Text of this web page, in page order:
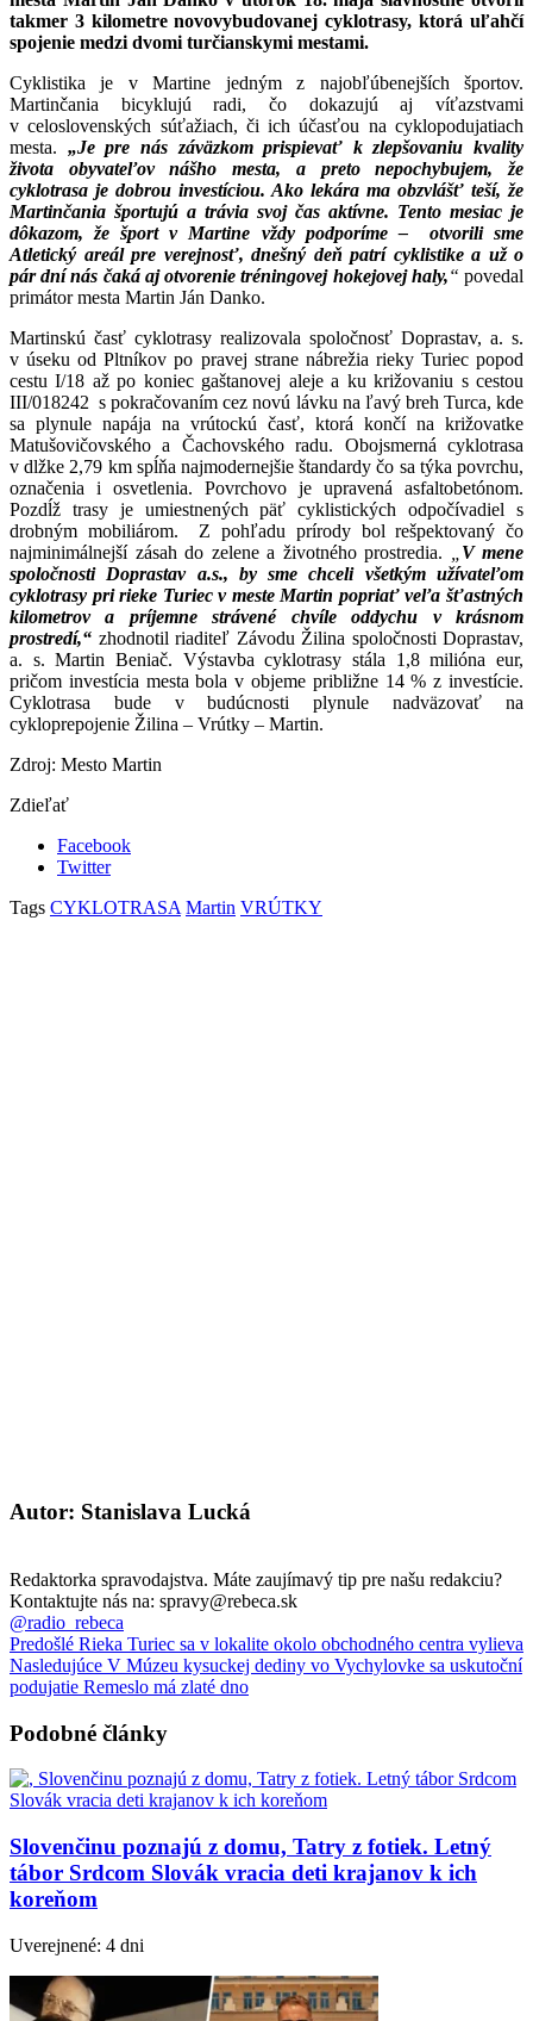
takmer 3 kilometre novovybudovanej cyklotrasy, ktorá uľahčí
spojenie medzi dvomi turčianskymi mestami.
Cyklistika je v Martine jedným z najobľúbenejších športov.
Martinčania bicyklujú radi, čo dokazujú aj víťazstvami
v celoslovenských súťažiach, či ich účasťou na cyklopodujatiach
mesta. „Je pre nás záväzkom prispievať k zlepšovaniu kvality
života obyvateľov nášho mesta, a preto nepochybujem, že
cyklotrasa je dobrou investíciou. Ako lekára ma obzvlášť teší, že
Martinčania športujú a trávia svoj čas aktívne. Tento mesiac je
dôkazom, že šport v Martine vždy podporíme – otvorili sme
Atletický areál pre verejnosť, dnešný deň patrí cyklistike a už o
pár dní nás čaká aj otvorenie tréningovej hokejovej haly,“ povedal
primátor mesta Martin Ján Danko.
Martinskú časť cyklotrasy realizovala spoločnosť Doprastav, a. s.
v úseku od Pltníkov po pravej strane nábrežia rieky Turiec popod
cestu I/18 až po koniec gaštanovej aleje a ku križovaniu s cestou
III/018242 s pokračovaním cez novú lávku na ľavý breh Turca, kde
sa plynule napája na vrútockú časť, ktorá končí na križovatke
Matušovičovského a Čachovského radu. Obojsmerná cyklotrasa
v dlžke 2,79 km spĺňa najmodernejšie štandardy čo sa týka povrchu,
označenia i osvetlenia. Povrchovo je upravená asfaltobetónom.
Pozdĺž trasy je umiestnených päť cyklistických odpočívadiel s
drobným mobiliárom. Z pohľadu prírody bol rešpektovaný čo
najminimálnejší zásah do zelene a životného prostredia.
V mene
spoločnosti Doprastav a.s., by sme chceli všetkým užívateľom
cyklotrasy pri rieke Turiec v meste Martin popriať veľa šťastných
kilometrov a príjemne strávené chvíle oddychu v krásnom
prostredí,“ zhodnotil riaditeľ Závodu Žilina spoločnosti Doprastav,
a. s. Martin Beniač. Výstavba cyklotrasy stála 1,8 milióna eur,
pričom investícia mesta bola v objeme približne 14 % z investície.
Cyklotrasa bude v budúcnosti plynule nadväzovať na
cykloprepojenie Žilina – Vrútky – Martin.
Zdroj: Mesto Martin
Zdieľať
Facebook
Twitter
Tags CYKLOTRASA Martin VRÚTKY
Autor: Stanislava Lucká
Redaktorka spravodajstva. Máte zaujímavý tip pre našu redakciu?
Kontaktujte nás na: spravy@rebeca.sk
@radio_rebeca
Predošlé Rieka Turiec sa v lokalite okolo obchodného centra vylieva
Nasledujúce V Múzeu kysuckej dediny vo Vychylovke sa uskutoční
podujatie Remeslo má zlaté dno
Podobné články
Slovenčinu poznajú z domu, Tatry z fotiek. Letný
tábor Srdcom Slovák vracia deti krajanov k ich
koreňom
Uverejnené: 4 dni